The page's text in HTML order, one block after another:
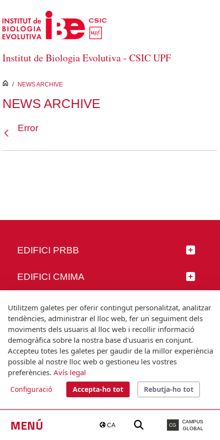
Salta al contingut principal
Institut de Biologia Evolutiva - CSIC UPF
MENÚ CA CG
CAMPUS
GLOBAL
inici
/ NEWS ARCHIVE
NEWS ARCHIVE
Error
EDIFICI PRBB
EDIFICI CMIMA
SEGUEIX-NOS
© Universitat Pompeu Fabra
Barcelona
T.(+34) 93 542 20 00
Utilitzem galetes per oferir contingut personalitzat, analitzar
tendències, administrar el lloc web, fer un seguiment dels
moviments dels usuaris al lloc web i recollir informació
demogràfica sobre la nostra base d'usuaris en conjunt.
Accepteu totes les galetes per gaudir de la millor experiència
possible al nostre lloc web o gestioneu les vostres
preferències. Avís legal
Configuració Accepta-ho tot Rebutja-ho tot